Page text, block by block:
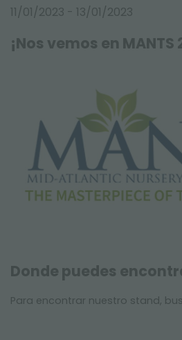
FERIAS Y EVENTOS
11/01/2023 - 13/01/2023
¡Nos vemos en MANTS
Donde puedes
Para encontrar nuestro stand,